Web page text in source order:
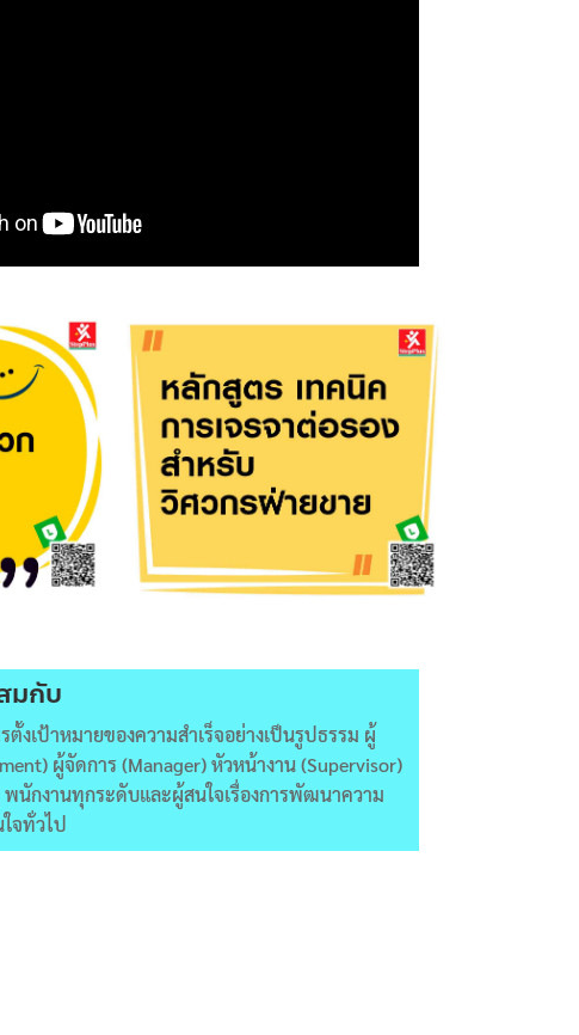
มกับ
งเป้าหมายของความสำเร็จอย่างเป็นรูปธรรม ผู้
ผู้จัดการ (Manager)หัวหน้างาน (Supervisor)
พนักงานทุกระดับและผู้สนใจเรื่องการพัฒนาความ
จทั่วไป